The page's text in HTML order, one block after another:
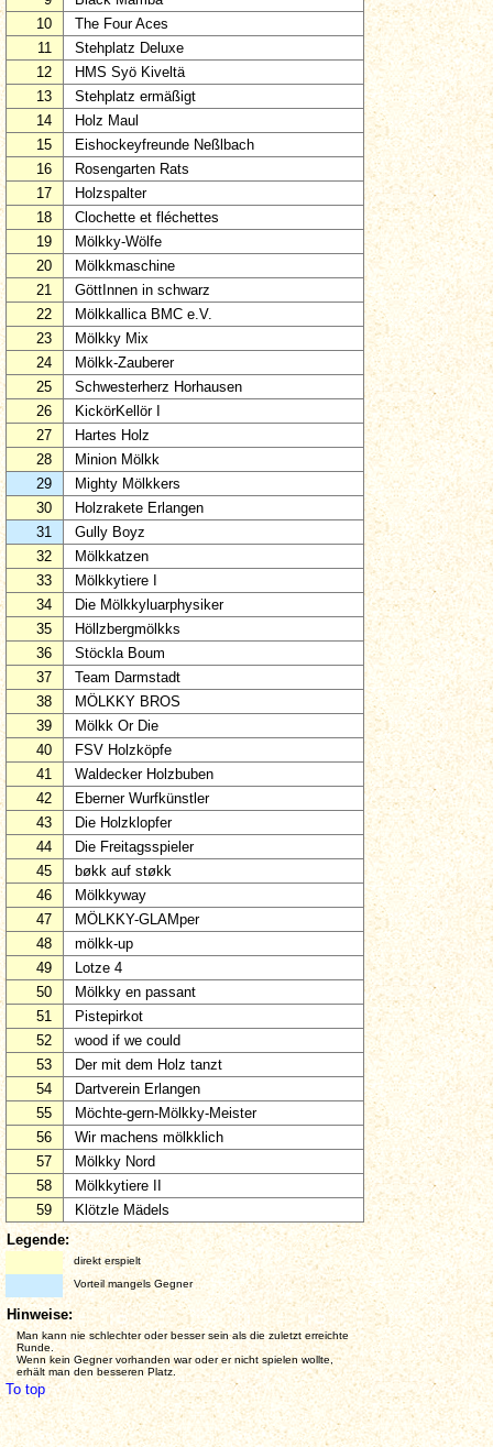
10
The Four Aces
11
Stehplatz Deluxe
12
HMS Syö Kiveltä
13
Stehplatz ermäßigt
14
Holz Maul
15
Eishockeyfreunde Neßlbach
16
Rosengarten Rats
17
Holzspalter
18
Clochette et fléchettes
19
Mölkky-Wölfe
20
Mölkkmaschine
21
GöttInnen in schwarz
22
Mölkkallica BMC e.V.
23
Mölkky Mix
24
Mölkk-Zauberer
25
Schwesterherz Horhausen
26
KickörKellör I
27
Hartes Holz
28
Minion Mölkk
29
Mighty Mölkkers
30
Holzrakete Erlangen
31
Gully Boyz
32
Mölkkatzen
33
Mölkkytiere I
34
Die Mölkkyluarphysiker
35
Höllzbergmölkks
36
Stöckla Boum
37
Team Darmstadt
38
MÖLKKY BROS
39
Mölkk Or Die
40
FSV Holzköpfe
41
Waldecker Holzbuben
42
Eberner Wurfkünstler
43
Die Holzklopfer
44
Die Freitagsspieler
45
bøkk auf støkk
46
Mölkkyway
47
MÖLKKY-GLAMper
48
mölkk-up
49
Lotze 4
50
Mölkky en passant
51
Pistepirkot
52
wood if we could
53
Der mit dem Holz tanzt
54
Dartverein Erlangen
55
Möchte-gern-Mölkky-Meister
56
Wir machens mölkklich
57
Mölkky Nord
58
Mölkkytiere II
59
Klötzle Mädels
Legende:
direkt erspielt
Vorteil mangels Gegner
Hinweise:
Man kann nie schlechter oder besser sein als die zuletzt erreichte
Runde.
Wenn kein Gegner vorhanden war oder er nicht spielen wollte,
erhält man den besseren Platz.
To top